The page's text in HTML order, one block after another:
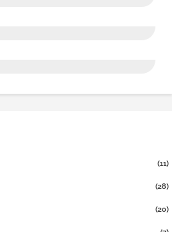
(11)
(28)
(20)